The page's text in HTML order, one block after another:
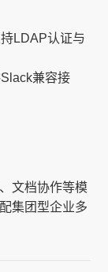
LDAP认证与
兼容接
文档协作等模
集团型企业多